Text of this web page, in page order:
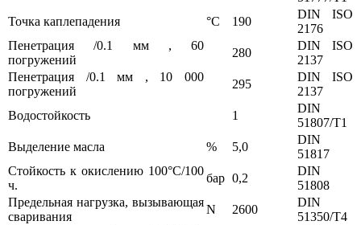
Точка каплепадения
°С 190
DIN ISO
2176
Пенетрация /0.1 мм , 60
погружений
280
DIN ISO
2137
Пенетрация /0.1 мм , 10 000
погружений
295
DIN ISO
2137
Водостойкость
1
DIN
51807/T1
Выделение масла
% 5,0
DIN
51817
Стойкость к окислению 100°С/100
ч.
бар 0,2
DIN
51808
Предельная нагрузка, вызывающая
сваривания
N 2600
DIN
51350/T4